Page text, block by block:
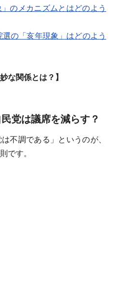
」のメカニズムとはどのよう
選の「亥年現象」はどのよう
な関係とは？】
党は議席を減らす？
不調である」というのが、
です。